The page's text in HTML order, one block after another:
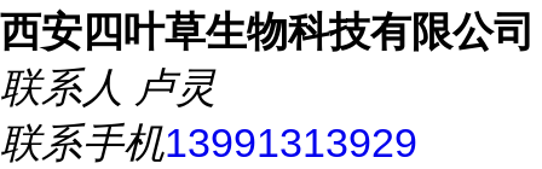
西安四叶草生物科技有限公司
联系人 卢灵
联系手机13991313929